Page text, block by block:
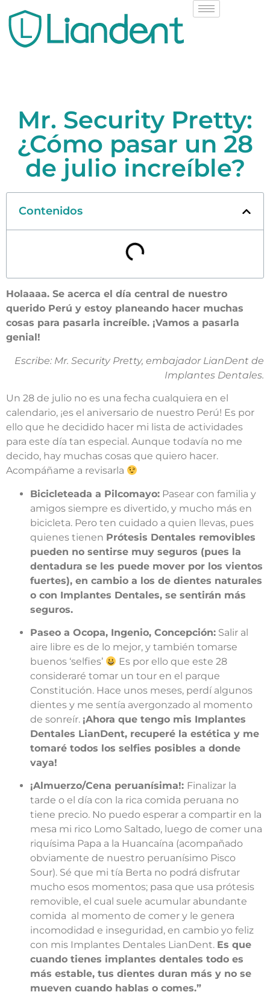
Mr. Security Pretty:
¿Cómo pasar un 28
de julio increíble?
Contenidos
Holaaaa. Se acerca el día central de nuestro
querido Perú y estoy planeando hacer muchas
cosas para pasarla increíble. ¡Vamos a pasarla
genial!
Escribe: Mr. Security Pretty, embajador LianDent de
Implantes Dentales.
Un 28 de julio no es una fecha cualquiera en el
calendario, ¡es el aniversario de nuestro Perú! Es por
ello que he decidido hacer mi lista de actividades
para este día tan especial. Aunque todavía no me
decido, hay muchas cosas que quiero hacer.
Acompáñame a revisarla
Bicicleteada a Pilcomayo: Pasear con familia y
amigos siempre es divertido, y mucho más en
bicicleta. Pero ten cuidado a quien llevas, pues
quienes tienen Prótesis Dentales removibles
pueden no sentirse muy seguros (pues la
dentadura se les puede mover por los vientos
fuertes), en cambio a los de dientes naturales
o con Implantes Dentales, se sentirán más
seguros.
Paseo a Ocopa, Ingenio, Concepción: Salir al
aire libre es de lo mejor, y también tomarse
buenos ‘selfies’
Es por ello que este 28
consideraré tomar un tour en el parque
Constitución. Hace unos meses, perdí algunos
dientes y me sentía avergonzado al momento
de sonreír. ¡Ahora que tengo mis Implantes
Dentales LianDent, recuperé la estética y me
tomaré todos los selfies posibles a donde
vaya!
¡Almuerzo/Cena peruanísima!: Finalizar la
tarde o el día con la rica comida peruana no
tiene precio. No puedo esperar a compartir en la
mesa mi rico Lomo Saltado, luego de comer una
riquísima Papa a la Huancaína (acompañado
obviamente de nuestro peruanísimo Pisco
Sour). Sé que mi tía Berta no podrá disfrutar
mucho esos momentos; pasa que usa prótesis
removible, el cual suele acumular abundante
comida al momento de comer y le genera
incomodidad e inseguridad, en cambio yo feliz
con mis Implantes Dentales LianDent. Es que
cuando tienes implantes dentales todo es
más estable, tus dientes duran más y no se
mueven cuando hablas o comes.”